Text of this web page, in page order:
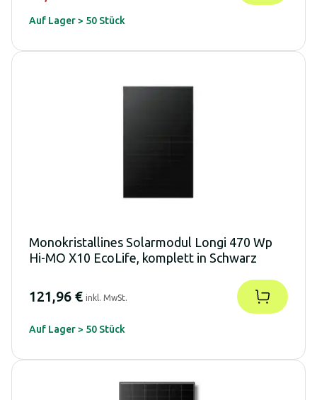
Auf Lager > 50 Stück
Monokristallines Solarmodul Longi 470 Wp
Hi-MO X10 EcoLife, komplett in Schwarz
121,96 € inkl. MwSt.
Auf Lager > 50 Stück